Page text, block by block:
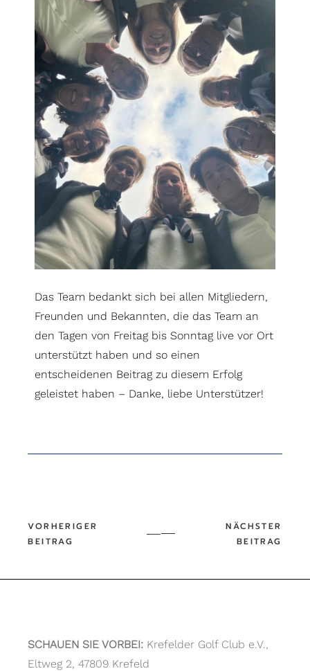
Das Team bedankt sich bei allen Mitgliedern,
Freunden und Bekannten, die das Team an
den Tagen von Freitag bis Sonntag live vor Ort
unterstützt haben und so einen
entscheidenen Beitrag zu diesem Erfolg
geleistet haben – Danke, liebe Unterstützer!
SCHAUEN SIE VORBEI: Krefelder Golf Club e.V.,
Eltweg 2, 47809 Krefeld